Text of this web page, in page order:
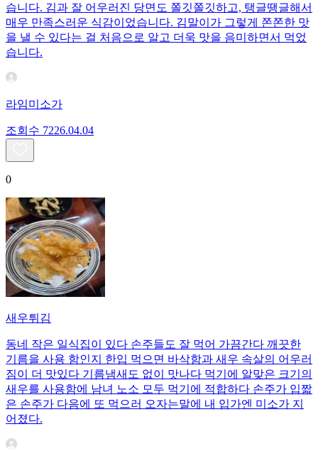
습니다. 김과 잘 어우러진 당면도 쫄깃쫄깃하고, 탱글땡글해서
매우 만족스러운 식감이었습니다. 김말이가 그렇게 쫀쫀한 맛
을 낼 수 있다는 걸 처음으로 알고 더욱 맛을 음미하면서 먹었
습니다.
라임미소가
조회수 7226.04.04
0
새우튀김
동네 작은 일식집이 있다 손주들도 잘 먹어 가끔간다 깨끗한
기름을 사용 함인지 한입 먹으면 바삭함과 새우 속살의 어우러
짐이 더 맛있다 기름냄새도 없이 맛나다 먹기에 알맞은 크기의
새우를 사용함에 남녀 노소 모두 먹기에 적합하다 손주가 입짧
은 손주가 다음에 또 먹으러 오자는말에 내 입가엔 미소가 지
어졌다.